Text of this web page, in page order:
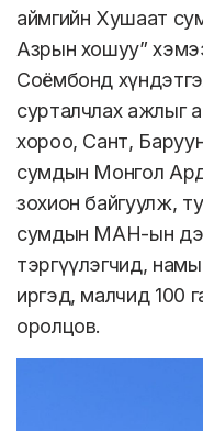
аймгийн Хушаат
Азрын хошуу”
Соёмбонд
сурталчлах ажлыг
хороо, Сант,
сумдын Монгол
зохион байгуулж,
сумдын МАН-ын
тэргүүлэгчид,
иргэд, малчид 100
оролцов.